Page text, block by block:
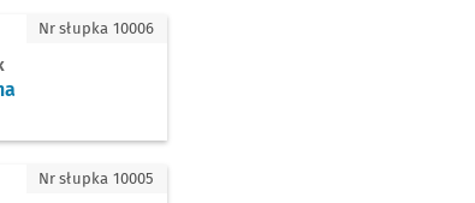
Nr słupka 10006
Nr słupka 10005